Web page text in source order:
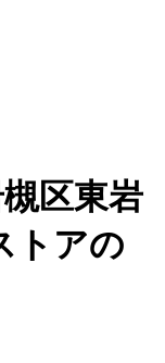
区東岩
トアの